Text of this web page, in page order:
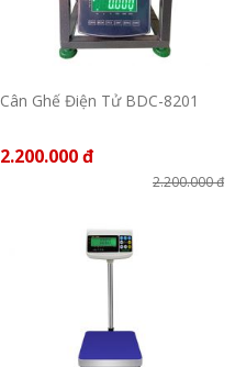
Cân Ghế Điện Tử BDC-8201
2.200.000 đ
2.200.000 đ